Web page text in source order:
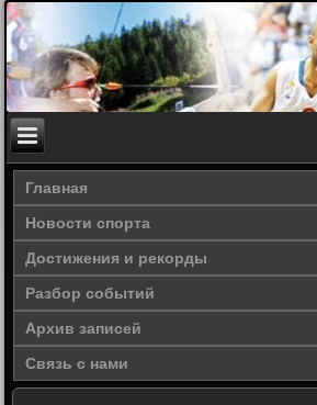
Главная
Новости спорта
Достижения и рекорды
Разбор событий
Архив записей
Связь с нами